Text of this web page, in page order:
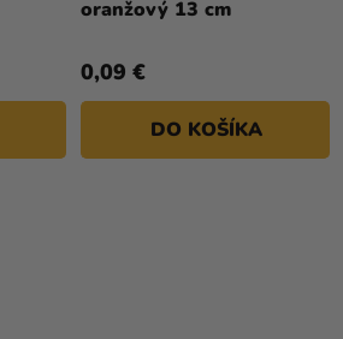
oranžový 13 cm
0,09 €
DO KOŠÍKA